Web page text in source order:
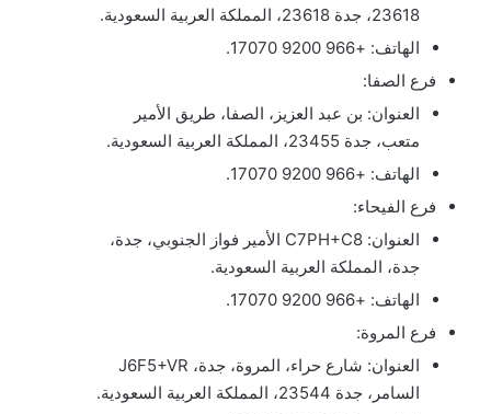
23618، جدة 23618، المملكة العربية السعودية.
الهاتف: +966 9200 17070.
فرع الصفا:
العنوان: بن عبد العزيز، الصفا، طريق الأمير
متعب، جدة 23455، المملكة العربية السعودية.
الهاتف: +966 9200 17070.
فرع الفيحاء:
العنوان: C7PH+C8 الأمير فواز الجنوبي، جدة،
جدة، المملكة العربية السعودية.
الهاتف: +966 9200 17070.
فرع المروة:
العنوان: شارع حراء، المروة، جدة، J6F5+VR
السامر، جدة 23544، المملكة العربية السعودية.